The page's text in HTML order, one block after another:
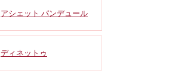
アシェット パンデュール
ディネットゥ